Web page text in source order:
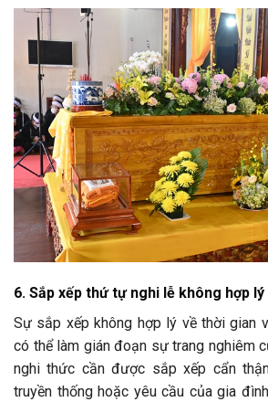
6. Sắp xếp thứ tự nghi lễ không hợp lý
Sự sắp xếp không hợp lý về thời gian
có thể làm gián đoạn sự trang nghiêm
nghi thức cần được sắp xếp cẩn
truyền thống hoặc yêu cầu của gia